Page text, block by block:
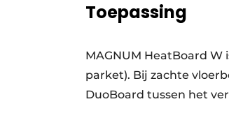
Toepassing
MAGNUM HeatBoard
parket). Bij zachte
DuoBoard tussen het